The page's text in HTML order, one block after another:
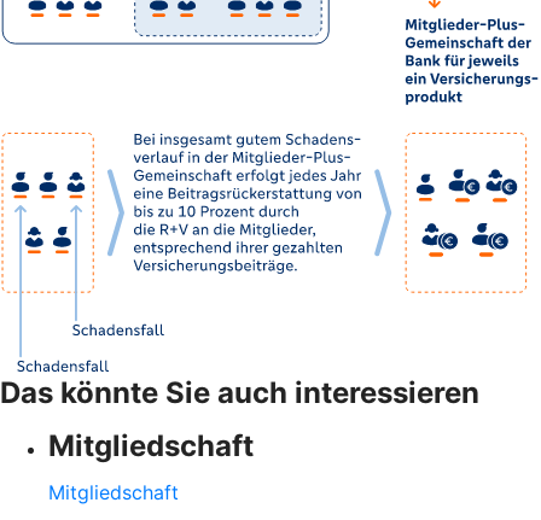
Das könnte Sie auch interessieren
Mitgliedschaft
Mitgliedschaft